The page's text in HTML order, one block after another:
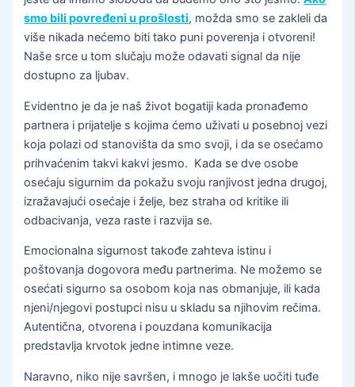
smo bili povređeni u prošlosti, možda smo se zakleli da
više nikada nećemo biti tako puni poverenja i otvoreni!
Naše srce u tom slučaju može odavati signal da nije
dostupno za ljubav.
Evidentno je da je naš život bogatiji kada pronađemo
partnera i prijatelje s kojima ćemo uživati u posebnoj vezi
koja polazi od stanovišta da smo svoji, i da se osećamo
prihvaćenim takvi kakvi jesmo. Kada se dve osobe
osećaju sigurnim da pokažu svoju ranjivost jedna drugoj,
izražavajući osećaje i želje, bez straha od kritike ili
odbacivanja, veza raste i razvija se.
Emocionalna sigurnost takođe zahteva istinu i
poštovanja dogovora među partnerima. Ne možemo se
osećati sigurno sa osobom koja nas obmanjuje, ili kada
njeni/njegovi postupci nisu u skladu sa njihovim rečima.
Autentična, otvorena i pouzdana komunikacija
predstavlja krvotok jedne intimne veze.
Naravno, niko nije savršen, i mnogo je lakše uočiti tuđe